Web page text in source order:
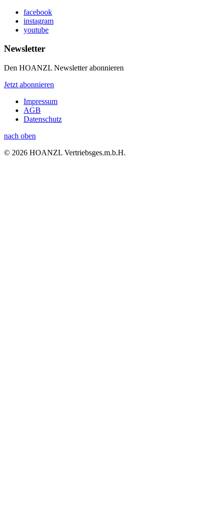
facebook
instagram
youtube
Newsletter
Den HOANZL Newsletter abonnieren
Jetzt abonnieren
Impressum
AGB
Datenschutz
nach oben
© 2026 HOANZL Vertriebsges.m.b.H.